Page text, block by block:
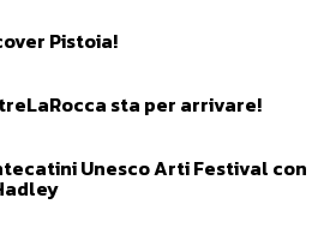
Pistoia!
sta per arrivare!
Unesco Arti Festival con